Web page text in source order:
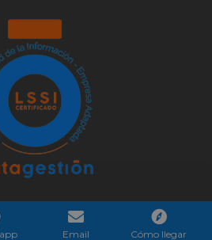
Email Cómo llegar